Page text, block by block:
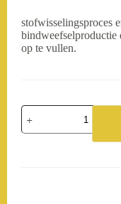
stofwisselingsproces
bindweefselproductie
op te vullen.
ISH
Sandalwood